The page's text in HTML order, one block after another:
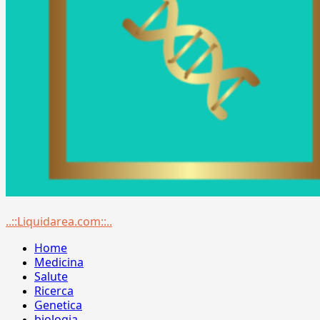
Menu
..::Liquidarea.com::..
Home
Medicina
Salute
Ricerca
Genetica